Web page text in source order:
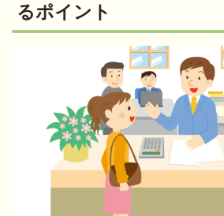
るポイント